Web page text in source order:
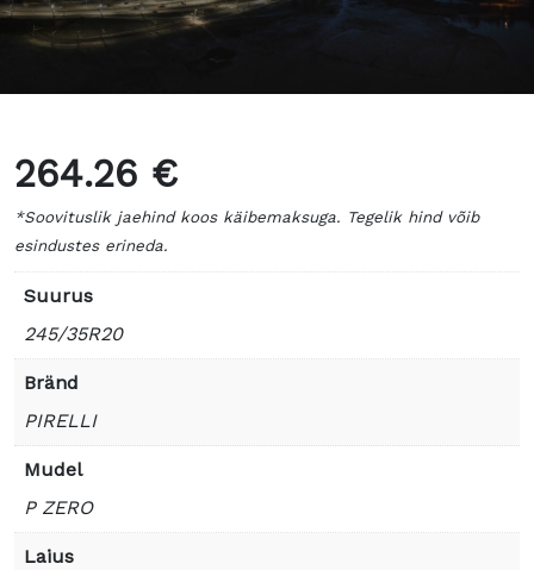
264.26 €
*Soovituslik jaehind koos käibemaksuga. Tegelik hind võib
esindustes erineda.
Suurus
245/35R20
Bränd
PIRELLI
Mudel
P ZERO
Laius